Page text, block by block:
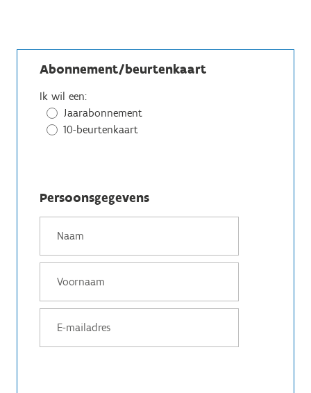
Abonnement/beurtenkaart
Ik wil een:
Jaarabonnement
10-beurtenkaart
Persoonsgegevens